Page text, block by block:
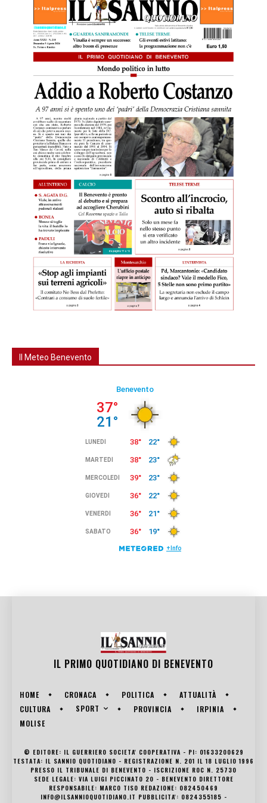
Il Meteo Benevento
IL PRIMO QUOTIDIANO DI BENEVENTO
HOME CRONACA POLITICA
ATTUALITÀ
CULTURA
SPORT PROVINCIA
IRPINIA
MOLISE
© EDITORE: IL GUERRIERO SOCIETA' COOPERATIVA - PI: 01633200629
TESTATA: IL SANNIO QUOTIDIANO - REGISTRAZIONE N. 201 IL 18 LUGLIO 1996
PRESSO IL TRIBUNALE DI BENEVENTO - ISCRIZIONE ROC N. 25730
SEDE LEGALE: VIA LUIGI PICCINATO 20 - BENEVENTO DIRETTORE
RESPONSABILE: MARCO TISO REDAZIONE: 082450469
INFO@ILSANNIOQUOTIDIANO.IT PUBBLICITA': 0824355185 -